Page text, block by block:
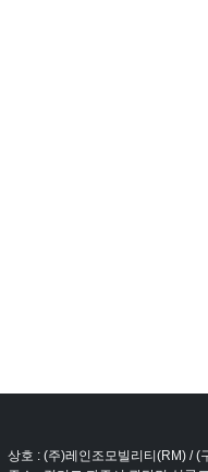
상호 : (주)레인조모빌리티(RM) / (